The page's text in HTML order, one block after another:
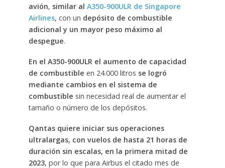
avión, similar al A350-900ULR de Singapore
Airlines, con un depósito de combustible
adicional y un mayor peso máximo al
despegue.
En el A350-900ULR el aumento de capacidad
de combustible en 24.000 litros se logró
mediante cambios en el sistema de
combustible sin necesidad real de aumentar el
tamaño o número de los depósitos.
Qantas quiere iniciar sus operaciones
ultralargas, con vuelos de hasta 21 horas de
duración sin escalas, en la primera mitad de
2023, por lo que para Airbus el citado mes de